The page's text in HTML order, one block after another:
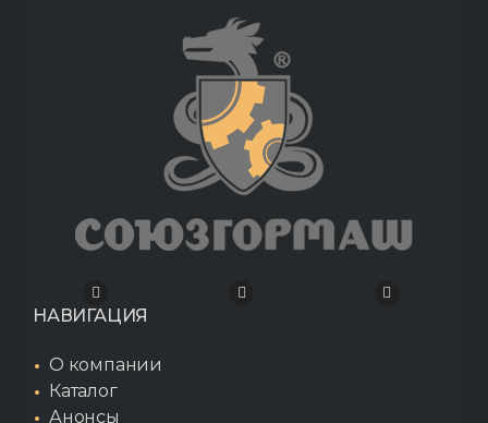
НАВИГАЦИЯ
О компании
Каталог
Анонсы